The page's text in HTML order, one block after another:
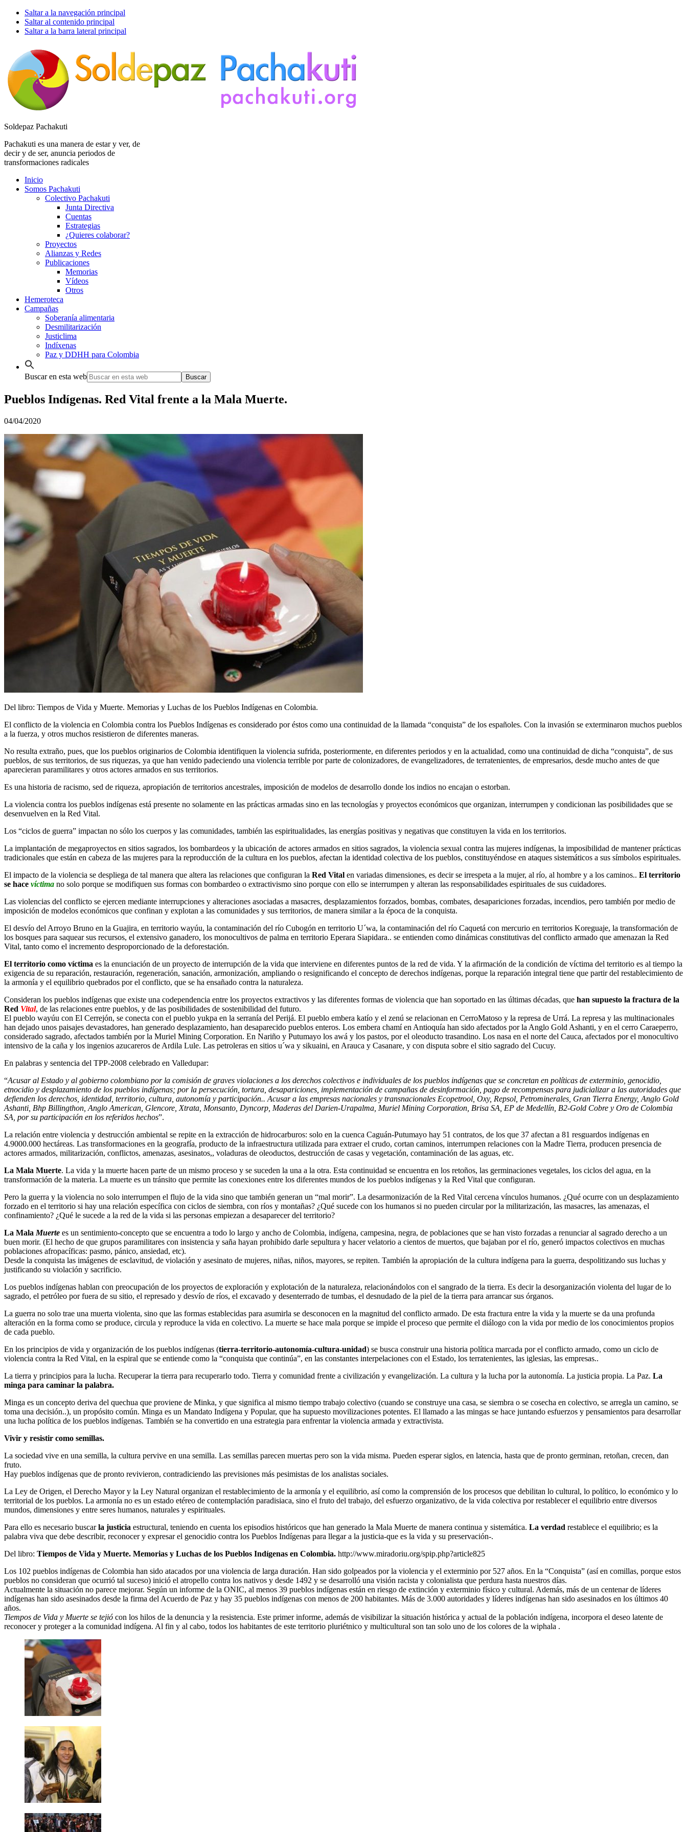
Saltar a la navegación principal
Saltar al contenido principal
Saltar a la barra lateral principal
Soldepaz Pachakuti
Pachakuti es una manera de estar y ver, de
decir y de ser, anuncia periodos de
transformaciones radicales
Inicio
Somos Pachakuti
Colectivo Pachakuti
Junta Directiva
Cuentas
Estrategias
¿Quieres colaborar?
Proyectos
Alianzas y Redes
Publicaciones
Memorias
Vídeos
Otros
Hemeroteca
Campañas
Soberanía alimentaria
Desmilitarización
Justiclima
Indíxenas
Paz y DDHH para Colombia
Buscar en esta web
Pueblos Indígenas. Red Vital frente a la Mala Muerte.
04/04/2020
Del libro: Tiempos de Vida y Muerte. Memorias y Luchas de los Pueblos Indígenas en Colombia.
El conflicto de la violencia en Colombia contra los Pueblos Indígenas es considerado por éstos como una continuidad de la llamada “conquista” de los españoles. Con la invasión se exterminaron muchos pueblos
a la fuerza, y otros muchos resistieron de diferentes maneras.
No resulta extraño, pues, que los pueblos originarios de Colombia identifiquen la violencia sufrida, posteriormente, en diferentes periodos y en la actualidad, como una continuidad de dicha “conquista”, de sus
pueblos, de sus territorios, de sus riquezas, ya que han venido padeciendo una violencia terrible por parte de colonizadores, de evangelizadores, de terratenientes, de empresarios, desde mucho antes de que
aparecieran paramilitares y otros actores armados en sus territorios.
Es una historia de racismo, sed de riqueza, apropiación de territorios ancestrales, imposición de modelos de desarrollo donde los indios no encajan o estorban.
La violencia contra los pueblos indígenas está presente no solamente en las prácticas armadas sino en las tecnologías y proyectos económicos que organizan, interrumpen y condicionan las posibilidades que se
desenvuelven en la Red Vital.
Los “ciclos de guerra” impactan no sólo los cuerpos y las comunidades, también las espiritualidades, las energías positivas y negativas que constituyen la vida en los territorios.
La implantación de megaproyectos en sitios sagrados, los bombardeos y la ubicación de actores armados en sitios sagrados, la violencia sexual contra las mujeres indígenas, la imposibilidad de mantener prácticas
tradicionales que están en cabeza de las mujeres para la reproducción de la cultura en los pueblos, afectan la identidad colectiva de los pueblos, constituyéndose en ataques sistemáticos a sus símbolos espirituales.
El impacto de la violencia se despliega de tal manera que altera las relaciones que configuran la Red Vital en variadas dimensiones, es decir se irrespeta a la mujer, al río, al hombre y a los caminos.. El territorio
se hace víctima no solo porque se modifiquen sus formas con bombardeo o extractivismo sino porque con ello se interrumpen y alteran las responsabilidades espirituales de sus cuidadores.
Las violencias del conflicto se ejercen mediante interrupciones y alteraciones asociadas a masacres, desplazamientos forzados, bombas, combates, desapariciones forzadas, incendios, pero también por medio de
imposición de modelos económicos que confinan y explotan a las comunidades y sus territorios, de manera similar a la época de la conquista.
El desvío del Arroyo Bruno en la Guajira, en territorio wayúu, la contaminación del río Cubogón en territorio U´wa, la contaminación del río Caquetá con mercurio en territorios Koreguaje, la transformación de
los bosques para saquear sus recursos, el extensivo ganadero, los monocultivos de palma en territorio Eperara Siapidara.. se entienden como dinámicas constitutivas del conflicto armado que amenazan la Red
Vital, tanto como el incremento desproporcionado de la deforestación.
El territorio como víctima es la enunciación de un proyecto de interrupción de la vida que interviene en diferentes puntos de la red de vida. Y la afirmación de la condición de víctima del territorio es al tiempo la
exigencia de su reparación, restauración, regeneración, sanación, armonización, ampliando o resignificando el concepto de derechos indígenas, porque la reparación integral tiene que partir del restablecimiento de
la armonía y el equilibrio quebrados por el conflicto, que se ha ensañado contra la naturaleza.
Consideran los pueblos indígenas que existe una codependencia entre los proyectos extractivos y las diferentes formas de violencia que han soportado en las últimas décadas, que han supuesto la fractura de la
Red Vital, de las relaciones entre pueblos, y de las posibilidades de sostenibilidad del futuro.
El pueblo wayúu con El Cerrejón, se conecta con el pueblo yukpa en la serranía del Perijá. El pueblo embera katío y el zenú se relacionan en CerroMatoso y la represa de Urrá. La represa y las multinacionales
han dejado unos paisajes devastadores, han generado desplazamiento, han desaparecido pueblos enteros. Los embera chamí en Antioquía han sido afectados por la Anglo Gold Ashanti, y en el cerro Caraeperro,
considerado sagrado, afectados también por la Muriel Mining Corporation. En Nariño y Putumayo los awá y los pastos, por el oleoducto trasandino. Los nasa en el norte del Cauca, afectados por el monocultivo
intensivo de la caña y los ingenios azucareros de Ardila Lule. Las petroleras en sitios u´wa y sikuaini, en Arauca y Casanare, y con disputa sobre el sitio sagrado del Cucuy.
En palabras y sentencia del TPP-2008 celebrado en Valledupar:
“Acusar al Estado y al gobierno colombiano por la comisión de graves violaciones a los derechos colectivos e individuales de los pueblos indígenas que se concretan en políticas de exterminio, genocidio,
etnocidio y desplazamiento de los pueblos indígenas; por la persecución, tortura, desapariciones, implementación de campañas de desinformación, pago de recompensas para judicializar a las autoridades que
defienden los derechos, identidad, territorio, cultura, autonomía y participación.. Acusar a las empresas nacionales y transnacionales Ecopetrool, Oxy, Repsol, Petrominerales, Gran Tierra Energy, Anglo Gold
Ashanti, Bhp Billingthon, Anglo American, Glencore, Xtrata, Monsanto, Dyncorp, Maderas del Darien-Urapalma, Muriel Mining Corporation, Brisa SA, EP de Medellín, B2-Gold Cobre y Oro de Colombia
SA, por su participación en los referidos hechos”.
La relación entre violencia y destrucción ambiental se repite en la extracción de hidrocarburos: solo en la cuenca Caguán-Putumayo hay 51 contratos, de los que 37 afectan a 81 resguardos indígenas en
4.9000.000 hectáreas. Las transformaciones en la geografía, producto de la infraestructura utilizada para extraer el crudo, cortan caminos, interrumpen relaciones con la Madre Tierra, producen presencia de
actores armados, militarización, conflictos, amenazas, asesinatos,, voladuras de oleoductos, destrucción de casas y vegetación, contaminación de las aguas, etc.
La Mala Muerte. La vida y la muerte hacen parte de un mismo proceso y se suceden la una a la otra. Esta continuidad se encuentra en los retoños, las germinaciones vegetales, los ciclos del agua, en la
transformación de la materia. La muerte es un tránsito que permite las conexiones entre los diferentes mundos de los pueblos indígenas y la Red Vital que configuran.
Pero la guerra y la violencia no solo interrumpen el flujo de la vida sino que también generan un “mal morir”. La desarmonización de la Red Vital cercena vínculos humanos. ¿Qué ocurre con un desplazamiento
forzado en el territorio si hay una relación específica con ciclos de siembra, con ríos y montañas? ¿Qué sucede con los humanos si no pueden circular por la militarización, las masacres, las amenazas, el
confinamiento? ¿Qué le sucede a la red de la vida si las personas empiezan a desaparecer del territorio?
La Mala Muerte es un sentimiento-concepto que se encuentra a todo lo largo y ancho de Colombia, indígena, campesina, negra, de poblaciones que se han visto forzadas a renunciar al sagrado derecho a un
buen morir. (El hecho de que grupos paramilitares con insistencia y saña hayan prohibido darle sepultura y hacer velatorio a cientos de muertos, que bajaban por el río, generó impactos colectivos en muchas
poblaciones afropacíficas: pasmo, pánico, ansiedad, etc).
Desde la conquista las imágenes de esclavitud, de violación y asesinato de mujeres, niñas, niños, mayores, se repiten. También la apropiación de la cultura indígena para la guerra, despolitizando sus luchas y
justificando su violación y sacrificio.
Los pueblos indígenas hablan con preocupación de los proyectos de exploración y explotación de la naturaleza, relacionándolos con el sangrado de la tierra. Es decir la desorganización violenta del lugar de lo
sagrado, el petróleo por fuera de su sitio, el represado y desvío de ríos, el excavado y desenterrado de tumbas, el desnudado de la piel de la tierra para arrancar sus órganos.
La guerra no solo trae una muerta violenta, sino que las formas establecidas para asumirla se desconocen en la magnitud del conflicto armado. De esta fractura entre la vida y la muerte se da una profunda
alteración en la forma como se produce, circula y reproduce la vida en colectivo. La muerte se hace mala porque se impide el proceso que permite el diálogo con la vida por medio de los conocimientos propios
de cada pueblo.
En los principios de vida y organización de los pueblos indígenas (tierra-territorio-autonomía-cultura-unidad) se busca construir una historia política marcada por el conflicto armado, como un ciclo de
violencia contra la Red Vital, en la espiral que se entiende como la “conquista que continúa”, en las constantes interpelaciones con el Estado, los terratenientes, las iglesias, las empresas..
La tierra y principios para la lucha. Recuperar la tierra para recuperarlo todo. Tierra y comunidad frente a civilización y evangelización. La cultura y la lucha por la autonomía. La justicia propia. La Paz. La
minga para caminar la palabra.
Minga es un concepto deriva del quechua que proviene de Minka, y que significa al mismo tiempo trabajo colectivo (cuando se construye una casa, se siembra o se cosecha en colectivo, se arregla un camino, se
toma una decisión..), un propósito común. Minga es un Mandato Indígena y Popular, que ha supuesto movilizaciones potentes. El llamado a las mingas se hace juntando esfuerzos y pensamientos para desarrollar
una lucha política de los pueblos indígenas. También se ha convertido en una estrategia para enfrentar la violencia armada y extractivista.
Vivir y resistir como semillas.
La sociedad vive en una semilla, la cultura pervive en una semilla. Las semillas parecen muertas pero son la vida misma. Pueden esperar siglos, en latencia, hasta que de pronto germinan, retoñan, crecen, dan
fruto.
Hay pueblos indígenas que de pronto revivieron, contradiciendo las previsiones más pesimistas de los analistas sociales.
La Ley de Origen, el Derecho Mayor y la Ley Natural organizan el restablecimiento de la armonía y el equilibrio, así como la comprensión de los procesos que debilitan lo cultural, lo político, lo económico y lo
territorial de los pueblos. La armonía no es un estado etéreo de contemplación paradisiaca, sino el fruto del trabajo, del esfuerzo organizativo, de la vida colectiva por restablecer el equilibrio entre diversos
mundos, dimensiones y entre seres humanos, naturales y espirituales.
Para ello es necesario buscarla justicia estructural, teniendo en cuenta los episodios históricos que han generado la Mala Muerte de manera continua y sistemática. La verdad restablece el equilibrio; es la
palabra viva que debe describir, reconocer y expresar el genocidio contra los Pueblos Indígenas para llegar a la justicia-que es la vida y su preservación-.
Del libro: Tiempos de Vida y Muerte. Memorias y Luchas de los Pueblos Indígenas en Colombia. http://www.miradoriu.org/spip.php?article825
Los 102 pueblos indígenas de Colombia han sido atacados por una violencia de larga duración. Han sido golpeados por la violencia y el exterminio por 527 años. En la “Conquista” (así en comillas, porque estos
pueblos no consideran que ocurrió tal suceso) inició el atropello contra los nativos y desde 1492 y se desarrolló una visión racista y colonialista que perdura hasta nuestros días.
Actualmente la situación no parece mejorar. Según un informe de la ONIC, al menos 39 pueblos indígenas están en riesgo de extinción y exterminio físico y cultural. Además, más de un centenar de líderes
indígenas han sido asesinados desde la firma del Acuerdo de Paz y hay 35 pueblos indígenas con menos de 200 habitantes. Más de 3.000 autoridades y líderes indígenas han sido asesinados en los últimos 40
años.
Tiempos de Vida y Muerte se tejió con los hilos de la denuncia y la resistencia. Este primer informe, además de visibilizar la situación histórica y actual de la población indígena, incorpora el deseo latente de
reconocer y proteger a la comunidad indígena. Al fin y al cabo, todos los habitantes de este territorio pluriétnico y multicultural son tan solo uno de los colores de la wiphala .